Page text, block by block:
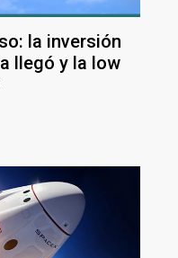
la inversión
llegó y la low